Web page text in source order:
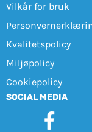
Vilkår for bruk
Kvalitetspolicy
Miljøpolicy
Cookiepolicy
SOCIAL MEDIA